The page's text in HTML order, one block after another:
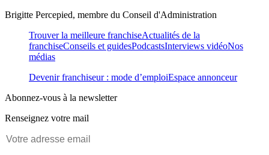
Brigitte Percepied, membre du Conseil d'Administration
Trouver la meilleure franchiseActualités de la
franchiseConseils et guidesPodcastsInterviews vidéoNos
médias
Devenir franchiseur : mode d’emploiEspace annonceur
Abonnez-vous à la newsletter
Renseignez votre mail